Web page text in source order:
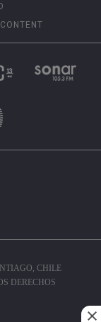
CHILE
DERECHOS